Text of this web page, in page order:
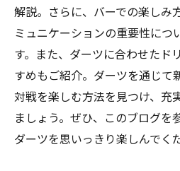
解説。さらに、バーでの楽しみ
ミュニケーションの重要性につ
す。また、ダーツに合わせたド
すめもご紹介。ダーツを通じて
対戦を楽しむ方法を見つけ、充
ましょう。ぜひ、このブログを
ダーツを思いっきり楽しんでく